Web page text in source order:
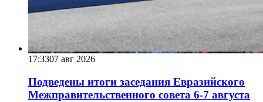
17:3307 авг 2026
Подведены итоги заседания Евразийского
Межправительственного совета 6-7 августа